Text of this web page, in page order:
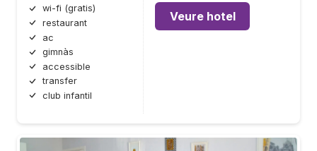
wi-fi (gratis)
restaurant
ac
gimnàs
accessible
transfer
club infantil
Veure hotel